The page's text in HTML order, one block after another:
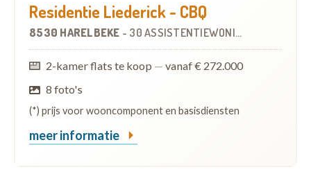
Residentie Liederick - CBQ
8530 HARELBEKE - 30 ASSISTENTIEWONINGEN
2-kamer flats te koop — vanaf € 272.000
8 foto's
(*) prijs voor wooncomponent en basisdiensten
meer informatie